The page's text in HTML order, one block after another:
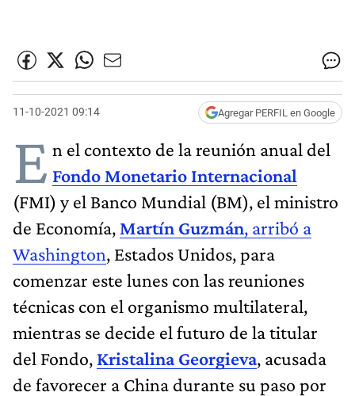
11-10-2021 09:14 Agregar PERFIL en Google
E n el contexto de la reunión anual del
Fondo Monetario Internacional
(FMI) y el Banco Mundial (BM), el ministro
de Economía, Martín Guzmán, arribó a
Washington, Estados Unidos, para
comenzar este lunes con las reuniones
técnicas con el organismo multilateral,
mientras se decide el futuro de la titular
del Fondo, Kristalina Georgieva, acusada
de favorecer a China durante su paso por